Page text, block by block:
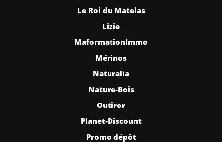
Le Roi du Matelas
Lizie
MaformationImmo
Mérinos
Naturalia
Nature-Bois
Outiror
Planet-Discount
Promo dépôt